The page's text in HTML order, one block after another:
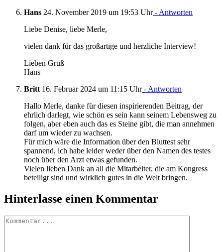
Hans 24. November 2019 um 19:53 Uhr- Antworten
Liebe Denise, liebe Merle,
vielen dank für das großartige und herzliche Interview!
Lieben Gruß
Hans
Britt 16. Februar 2024 um 11:15 Uhr- Antworten
Hallo Merle, danke für diesen inspirierenden Beitrag, der
ehrlich darlegt, wie schön es sein kann seinem Lebensweg zu
folgen, aber eben auch das es Steine gibt, die man annehmen
darf um wieder zu wachsen.
Für mich wäre die Information über den Bluttest sehr
spannend, ich habe leider weder über den Namen des testes
noch über den Arzt etwas gefunden.
Vielen lieben Dank an all die Mitarbeiter, die am Kongress
beteiligt sind und wirklich gutes in die Welt bringen.
Hinterlasse einen Kommentar
Kommentar